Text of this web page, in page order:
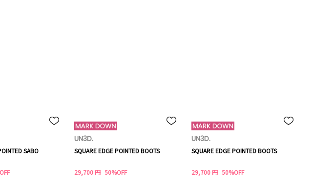
SABO
UN3D.
SQUARE EDGE POINTED BOOTS
29,700 円 50%OFF
UN3D.
SQUARE EDGE POINTED BOOTS
29,700 円 50%OFF